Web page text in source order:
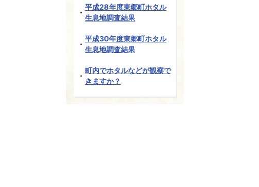
平成28年度東郷町ホタル
生息地調査結果
平成30年度東郷町ホタル
生息地調査結果
町内でホタルなどが観察で
きますか？